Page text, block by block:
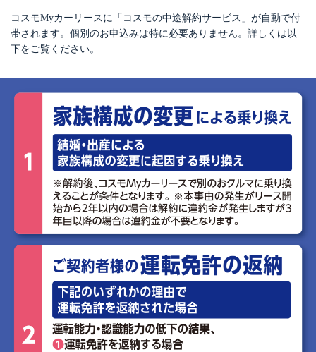
コスモMyカーリースに「コスモの中途解約サービス」が自動で付
帯されます。 個別のお申込みは特に必要ありません。詳しくは以
下をご覧ください。